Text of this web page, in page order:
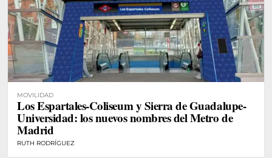
MOVILIDAD
Los Espartales-Coliseum y Sierra de Guadalupe-
Universidad: los nuevos nombres del Metro de
Madrid
RUTH RODRÍGUEZ